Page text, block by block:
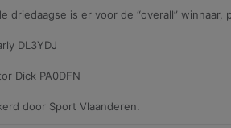
driedaagse is er voor de “overall”
DL3YDJ
Dick PA0DFN
door Sport Vlaanderen.